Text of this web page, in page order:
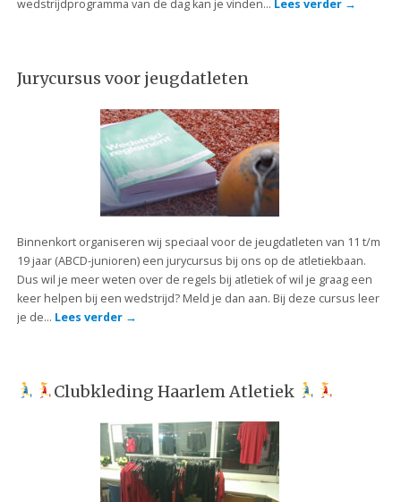
wedstrijdprogramma van de dag kan je vinden… Lees verder →
Jurycursus voor jeugdatleten
Binnenkort organiseren wij speciaal voor de jeugdatleten van 11 t/m
19 jaar (ABCD-junioren) een jurycursus bij ons op de atletiekbaan.
Dus wil je meer weten over de regels bij atletiek of wil je graag een
keer helpen bij een wedstrijd? Meld je dan aan. Bij deze cursus leer
je de… Lees verder →
Clubkleding Haarlem Atletiek